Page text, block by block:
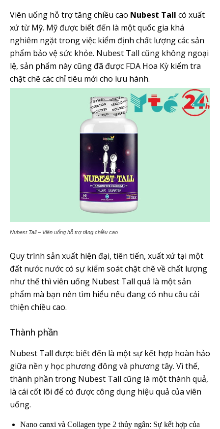
Viên uống hỗ trợ tăng chiều cao Nubest Tall có xuất
xứ từ Mỹ. Mỹ được biết đến là một quốc gia khá
nghiêm ngặt trong việc kiểm định chất lượng các sản
phẩm bảo vệ sức khỏe. Nubest Tall cũng không ngoại
lệ, sản phẩm này cũng đã được FDA Hoa Kỳ kiểm tra
chặt chẽ các chỉ tiêu mới cho lưu hành.
Nubest Tall – Viên uống hỗ trợ tăng chiều cao
Quy trình sản xuất hiện đại, tiên tiến, xuất xứ tại một
đất nước nước có sự kiểm soát chặt chẽ về chất lượng
như thế thì viên uống Nubest Tall quả là một sản
phẩm mà bạn nên tìm hiểu nếu đang có nhu cầu cải
thiện chiều cao.
Thành phần
Nubest Tall được biết đến là một sự kết hợp hoàn hảo
giữa nền y học phương đông và phương tây. Vì thế,
thành phần trong Nubest Tall cũng là một thành quả,
là cái cốt lõi để có được công dụng hiệu quả của viên
uống.
Nano canxi và Collagen type 2 thủy ngân: Sự kết hợp của